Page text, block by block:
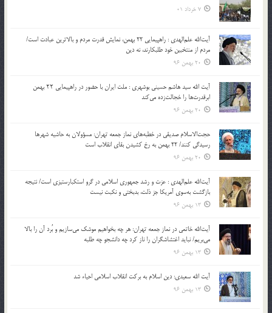
7 خرداد 01
آیت‌الله علم‌الهدی : راهپیمایی 22 بهمن، نمایش قدرت مردم و بالاترین عبادت است/
مردم از منتخبین خود طلبکارند، نه دین
20 بهمن 96
آیت الله سید هاشم حسینی بوشهری : ملت ایران با حضور در راهپیمایی ۲۲ بهمن
ابرقدرت‌ها را خجالت‌زده می‌کند
20 بهمن 96
حجت‌الاسلام صدیقی در خطبه‌های نماز جمعه تهران: مسؤولان به حاشیه شهرها
رسیدگی کنند/ 22 بهمن به رخ کشیدن بقای انقلاب است
20 بهمن 96
آیت‌الله علم‌الهدی : عزت و رشد جمهوری اسلامی در گرو استکبارستیزی است/ نتیجه
بازگشت به‌سوی آمریکا جز ذلت، بدبختی و نکبت نیست
13 بهمن 96
آیت‌الله خاتمی در نماز جمعه تهران: هر چه بخواهیم موشک می‌سازیم و بُرد آن را بالا
می‌بریم/ نباید اغتشاشگران را ناز کرد چه دانشجو چه طلبه
13 بهمن 96
آیت الله سعیدی: دین اسلام به برکت انقلاب اسلامی احیاء شد
13 بهمن 96